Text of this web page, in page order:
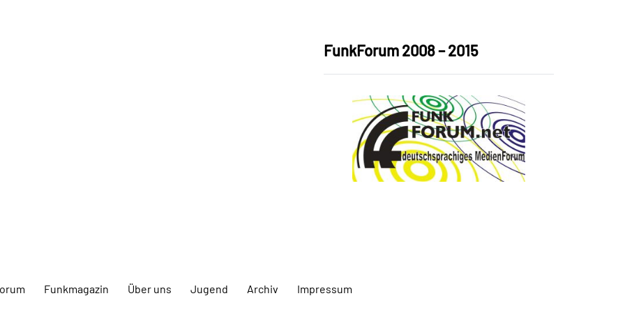
FunkForum 2008 – 2015
Funkmagazin Über uns Jugend Archiv Impressum